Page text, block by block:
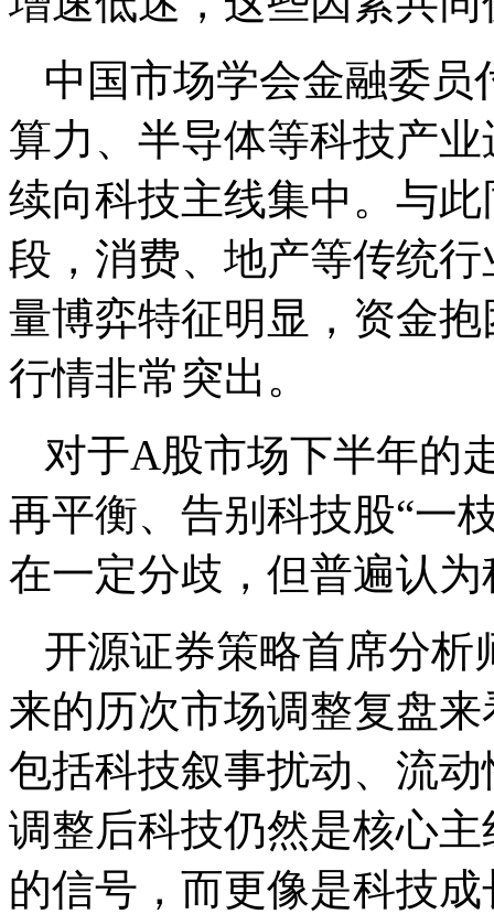
中国市场学会金融委
算力、半导体等科技产
续向科技主线集中。与
段，消费、地产等传统
量博弈特征明显，资金
行情非常突出。
对于A股市场下半年的
再平衡、告别科技股“一
在一定分歧，但普遍认
开源证券策略首席分析
来的历次市场调整复盘
包括科技叙事扰动、流
调整后科技仍然是核心
的信号，而更像是科技